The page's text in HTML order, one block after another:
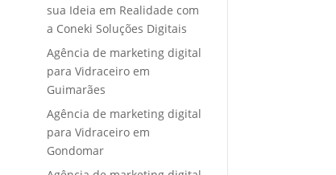
sua Ideia em Realidade com
a Coneki Soluções Digitais
Agência de marketing digital
para Vidraceiro em
Guimarães
Agência de marketing digital
para Vidraceiro em
Gondomar